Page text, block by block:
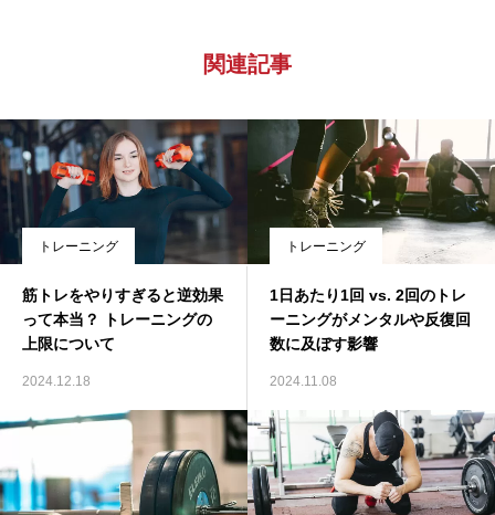
関連記事
トレーニング
筋トレをやりすぎると逆効果
って本当？ トレーニングの
上限について
2024.12.18
トレーニング
1日あたり1回 vs. 2回のトレ
ーニングがメンタルや反復回
数に及ぼす影響
2024.11.08